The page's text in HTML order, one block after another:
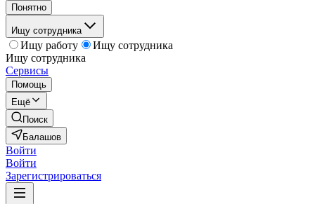
Понятно
Ищу сотрудника
Ищу работу
Ищу сотрудника
Ищу сотрудника
Сервисы
Помощь
Ещё
Поиск
Балашов
Войти
Войти
Зарегистрироваться